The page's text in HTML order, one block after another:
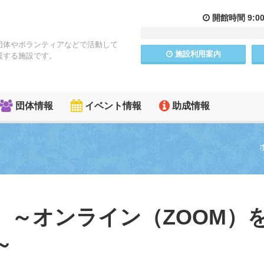
やボランティアなどで活動して
る施設です。
開館時間
施設利用案内
団体情報 イベント情報 助成情報
オンライン（ZOOM）